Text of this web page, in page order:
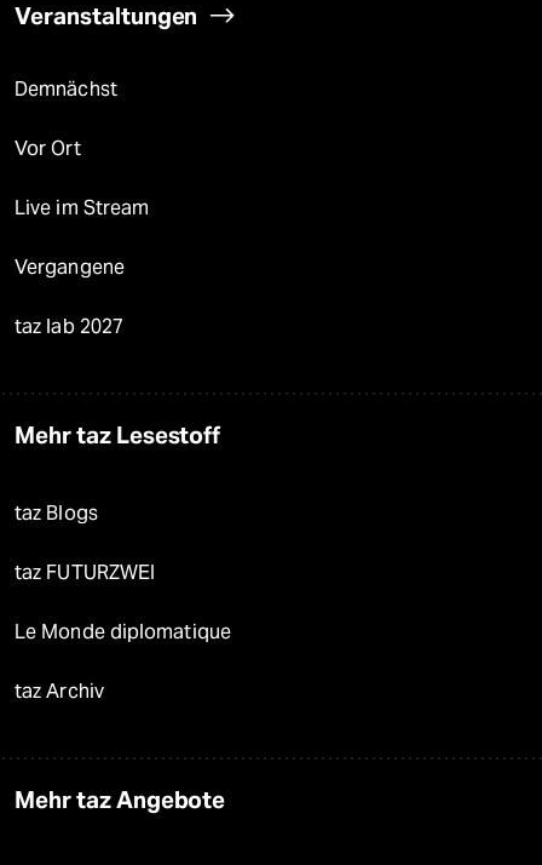
Veranstaltungen
Demnächst
Vor Ort
Live im Stream
Vergangene
taz lab 2027
Mehr taz Lesestoff
taz Blogs
taz FUTURZWEI
Le Monde diplomatique
taz Archiv
Mehr taz Angebote